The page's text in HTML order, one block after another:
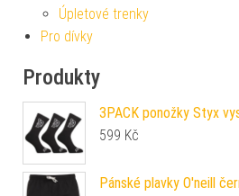
Úpletové trenky
Pro dívky
Produkty
3PACK ponožky Styx
599 Kč
Pánské plavky O'neill